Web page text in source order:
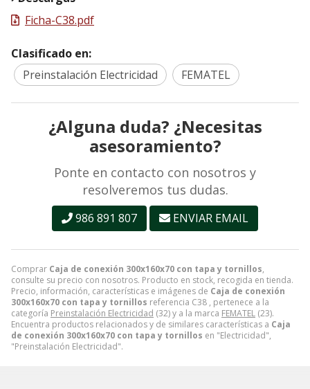
Comprar Caja de conexión 300x160x70 con tapa y tornillos,
consulte su precio con nosotros. Producto en stock, recogida en tienda.
Precio, información, características e imágenes de Caja de conexión
300x160x70 con tapa y tornillos referencia C38 , pertenece a la
categoría Preinstalación Electricidad (32) y a la marca FEMATEL (23).
Encuentra productos relacionados y de similares características a Caja
de conexión 300x160x70 con tapa y tornillos en "Electricidad",
"Preinstalación Electricidad".
Ficha-C38.pdf
Clasificado en:
Preinstalación Electricidad
FEMATEL
¿Alguna duda? ¿Necesitas
asesoramiento?
Ponte en contacto con nosotros y
resolveremos tus dudas.
986 891 807 ENVIAR EMAIL